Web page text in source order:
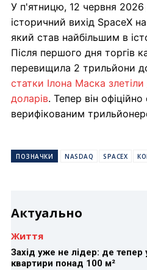
У п'ятницю, 12 червня 2026
історичний вихід SpaceX
який став найбільшим в
Після першого дня торгів
перевищила 2 трильйони
статки Ілона Маска
доларів. Тепер він
верифікованим
ПОЗНАЧКИ NASDAQ SPACEX
Актуально
Життя
Захід уже не лідер: де тепер
квартири понад 100 м²